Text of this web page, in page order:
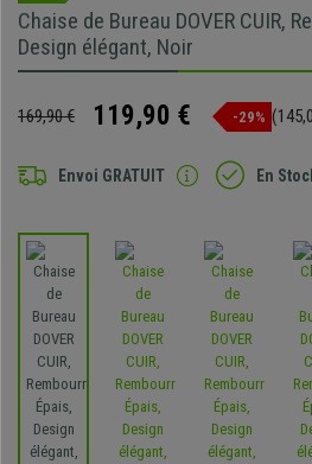
Chaise de Bureau DOVER CUIR,
Design élégant, Noir
169,90 € 119,90 € -29%
Envoi GRATUIT En